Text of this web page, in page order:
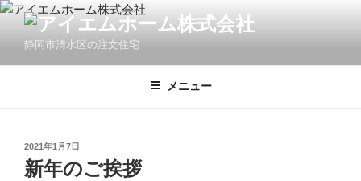
コ
ン
静岡市清水区の注文住宅
メニュー
投
稿
日:
2021年1月7日
新年のご挨拶